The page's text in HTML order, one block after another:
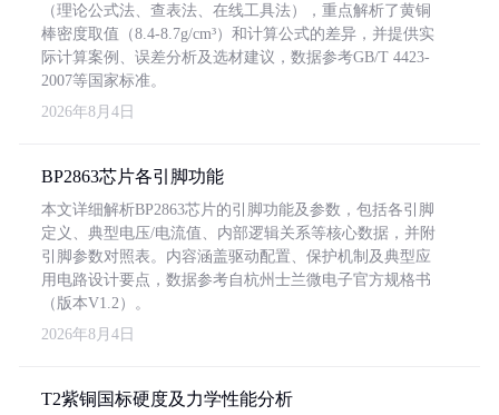
（理论公式法、查表法、在线工具法），重点解析了黄铜
棒密度取值（8.4-8.7g/cm³）和计算公式的差异，并提供实
际计算案例、误差分析及选材建议，数据参考GB/T 4423-
2007等国家标准。
2026年8月4日
BP2863芯片各引脚功能
本文详细解析BP2863芯片的引脚功能及参数，包括各引脚
定义、典型电压/电流值、内部逻辑关系等核心数据，并附
引脚参数对照表。内容涵盖驱动配置、保护机制及典型应
用电路设计要点，数据参考自杭州士兰微电子官方规格书
（版本V1.2）。
2026年8月4日
T2紫铜国标硬度及力学性能分析